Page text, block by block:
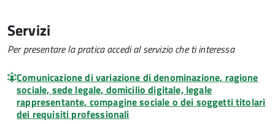
Servizi
Per presentare la pratica accedi al servizio che ti interessa
Comunicazione di variazione di denominazione, ragione
sociale, sede legale, domicilio digitale, legale
rappresentante, compagine sociale o dei soggetti titolari
dei requisiti professionali